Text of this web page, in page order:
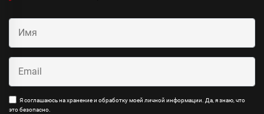
Я соглашаюсь на хранение и обработку моей личной информации. Да, я знаю, что
это безопасно.